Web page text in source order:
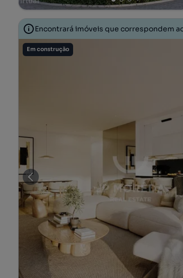
Encontrará imóveis que correspondem
Em construção